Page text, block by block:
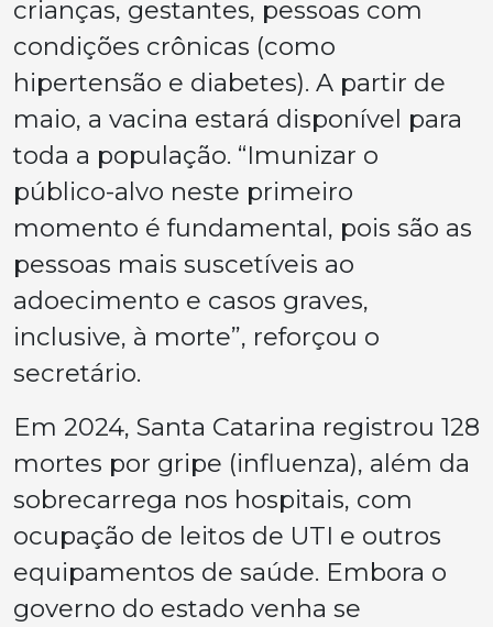
crianças, gestantes, pessoas com
condições crônicas (como
hipertensão e diabetes). A partir de
maio, a vacina estará disponível para
toda a população. “Imunizar o
público-alvo neste primeiro
momento é fundamental, pois são as
pessoas mais suscetíveis ao
adoecimento e casos graves,
inclusive, à morte”, reforçou o
secretário.
Em 2024, Santa Catarina registrou 128
mortes por gripe (influenza), além da
sobrecarrega nos hospitais, com
ocupação de leitos de UTI e outros
equipamentos de saúde. Embora o
governo do estado venha se